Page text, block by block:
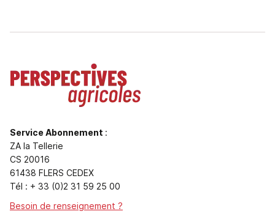
Service Abonnement :
ZA la Tellerie
CS 20016
61438 FLERS CEDEX
Tél : + 33 (0)2 31 59 25 00
Besoin de renseignement ?